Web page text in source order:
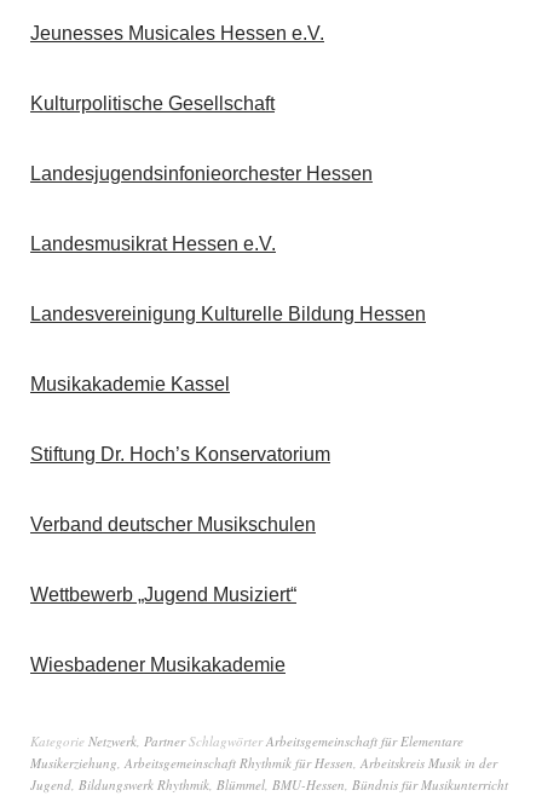
Jeunesses Musicales Hessen e.V.
Kulturpolitische Gesellschaft
Landesjugendsinfonieorchester Hessen
Landesmusikrat Hessen e.V.
Landesvereinigung Kulturelle Bildung Hessen
Musikakademie Kassel
Stiftung Dr. Hoch’s Konservatorium
Verband deutscher Musikschulen
Wettbewerb „Jugend Musiziert“
Wiesbadener Musikakademie
Kategorie Netzwerk, Partner SchlagwörterArbeitsgemeinschaft für Elementare
Musikerziehung, Arbeitsgemeinschaft Rhythmik für Hessen, Arbeitskreis Musik in der
Jugend, Bildungswerk Rhythmik, Blümmel, BMU-Hessen, Bündnis für Musikunterricht